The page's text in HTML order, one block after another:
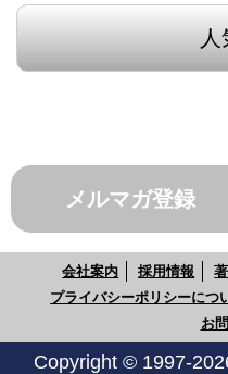
メルマガ登録
会社案内 採用情報
プライバシーポリシーにつ
お
Copyright © 1997-